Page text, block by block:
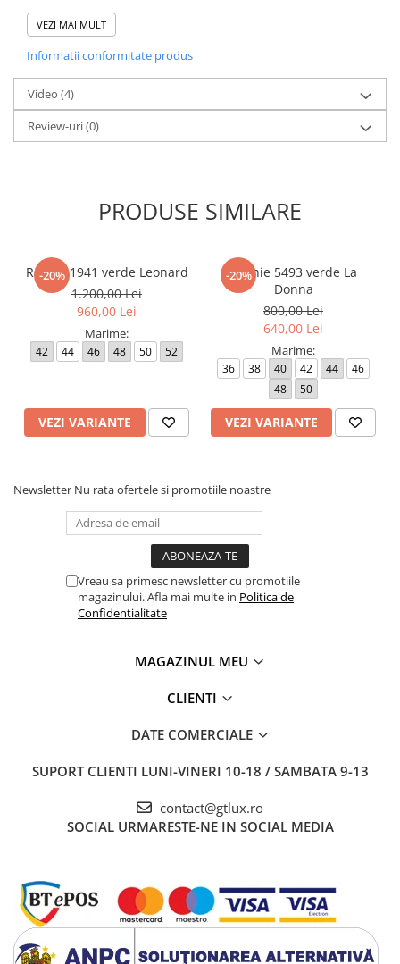
44 - 84 cm
46 - 88 cm
50 - 98 cm
52 - 102 cm
Lungime produs cuprinsa intre 124 cm (marimea 42) si 127 cm
(marimea 52).
VEZI MAI MULT
Informatii conformitate produs
Video (4)
Review-uri(0)
PRODUSE SIMILARE
-20%
Rochie 1941 verde Leonard
1.200,00 Lei
960,00 Lei
Marime:
42 44 46 48 50 52
VEZI VARIANTE
-20%
Rochie 5493 verde La
Donna
800,00 Lei
640,00 Lei
Marime:
36 38 40 42 44
46
48
50
VEZI VARIANTE
Newsletter Nu rata ofertele si promotiile noastre
Vreau sa primesc newsletter cu promotiile
magazinului. Afla mai multe in Politica de
Confidentialitate
MAGAZINUL MEU
CLIENTI
DATE COMERCIALE
SUPORT CLIENTI LUNI-VINERI 10-18 / SAMBATA 9-13
contact@gtlux.ro
SOCIAL URMARESTE-NE IN SOCIAL MEDIA